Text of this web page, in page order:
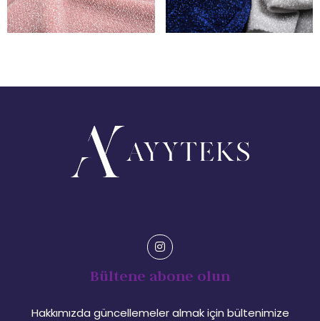
Bültene abone olun
Hakkımızda güncellemeler almak için bültenimize